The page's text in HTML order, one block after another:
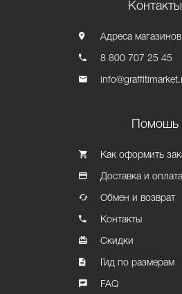
Контакты
Адреса магазинов
8 800 707 25 45
Помошь
Как оформить
Доставка и оплата
Обмен и возврат
Контакты
Скидки
Гид по размерам
FAQ